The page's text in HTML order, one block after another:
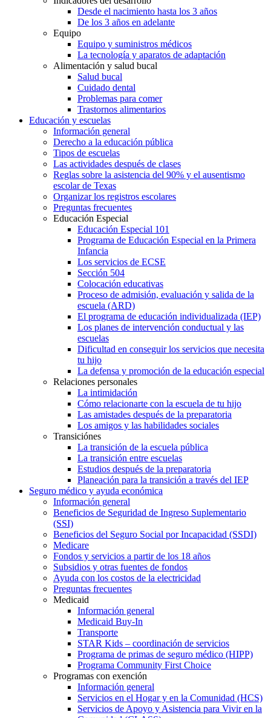
Desde el nacimiento hasta los 3 años
De los 3 años en adelante
Equipo
Equipo y suministros médicos
La tecnología y aparatos de adaptación
Alimentación y salud bucal
Salud bucal
Cuidado dental
Problemas para comer
Trastornos alimentarios
Educación y escuelas
Información general
Derecho a la educación pública
Tipos de escuelas
Las actividades después de clases
Reglas sobre la asistencia del 90% y el ausentismo
escolar de Texas
Organizar los registros escolares
Preguntas frecuentes
Educación Especial
Educación Especial 101
Programa de Educación Especial en la Primera
Infancia
Los servicios de ECSE
Sección 504
Colocación educativas
Proceso de admisión, evaluación y salida de la
escuela (ARD)
El programa de educación individualizada (IEP)
Los planes de intervención conductual y las
escuelas
Dificultad en conseguir los servicios que necesita
tu hijo
La defensa y promoción de la educación especial
Relaciones personales
La intimidación
Cómo relacionarte con la escuela de tu hijo
Las amistades después de la preparatoria
Los amigos y las habilidades sociales
Transiciónes
La transición de la escuela pública
La transición entre escuelas
Estudios después de la preparatoria
Planeación para la transición a través del IEP
Seguro médico y ayuda económica
Información general
Beneficios de Seguridad de Ingreso Suplementario
(SSI)
Beneficios del Seguro Social por Incapacidad (SSDI)
Medicare
Fondos y servicios a partir de los 18 años
Subsidios y otras fuentes de fondos
Ayuda con los costos de la electricidad
Preguntas frecuentes
Medicaid
Información general
Medicaid Buy-In
Transporte
STAR Kids – coordinación de servicios
Programa de primas de seguro médico (HIPP)
Programa Community First Choice
Programas con exención
Información general
Servicios en el Hogar y en la Comunidad (HCS)
Servicios de Apoyo y Asistencia para Vivir en la